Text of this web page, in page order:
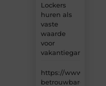
Lockers
huren als
vaste
waarde
voor
vakantiegangers
https://
betrouwbare-